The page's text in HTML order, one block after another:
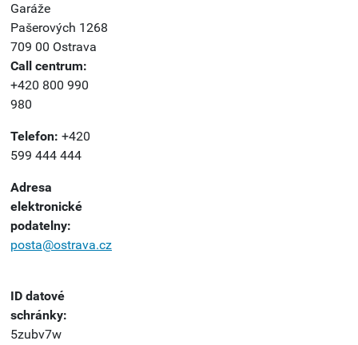
Garáže
Pašerových 1268
709 00 Ostrava
Call centrum:
+420 800 990
980
Telefon: +420
599 444 444
Adresa
elektronické
podatelny:
posta@ostrava.cz
ID datové
schránky:
5zubv7w